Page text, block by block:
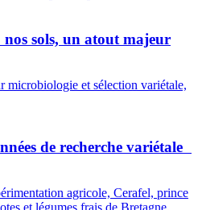
sols, un atout majeur
de recherche variétale